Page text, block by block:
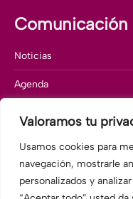
Valoramos tu
Usamos cookies para
navegación, mostrarle
personalizados y
Comunicación
Noticias
Agenda
Departamento de